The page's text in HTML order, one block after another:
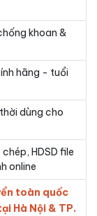
khoan &
hãng - tuổi
dùng cho
HDSD file
online
toàn quốc
Hà Nội & TP.